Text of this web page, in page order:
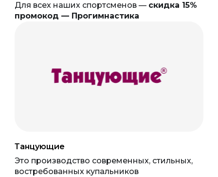
Для всех наших спортсменов — скидка 15%
промокод — Прогимнастика
Танцующие
Это производство современных, стильных,
востребованных купальников